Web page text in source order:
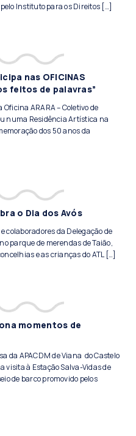
Instituto para os Direitos […]
nas OFICINAS
feitos de palavras”
ARARA – Coletivo de
numa Residência Artística na
dos 50 anos da
o Dia dos Avós
colaboradores da Delegação de
parque de merendas de Taião,
e as crianças do ATL […]
momentos de
da APACDM de Viana do Castelo
à Estação Salva-Vidas de
de barco promovido pelos